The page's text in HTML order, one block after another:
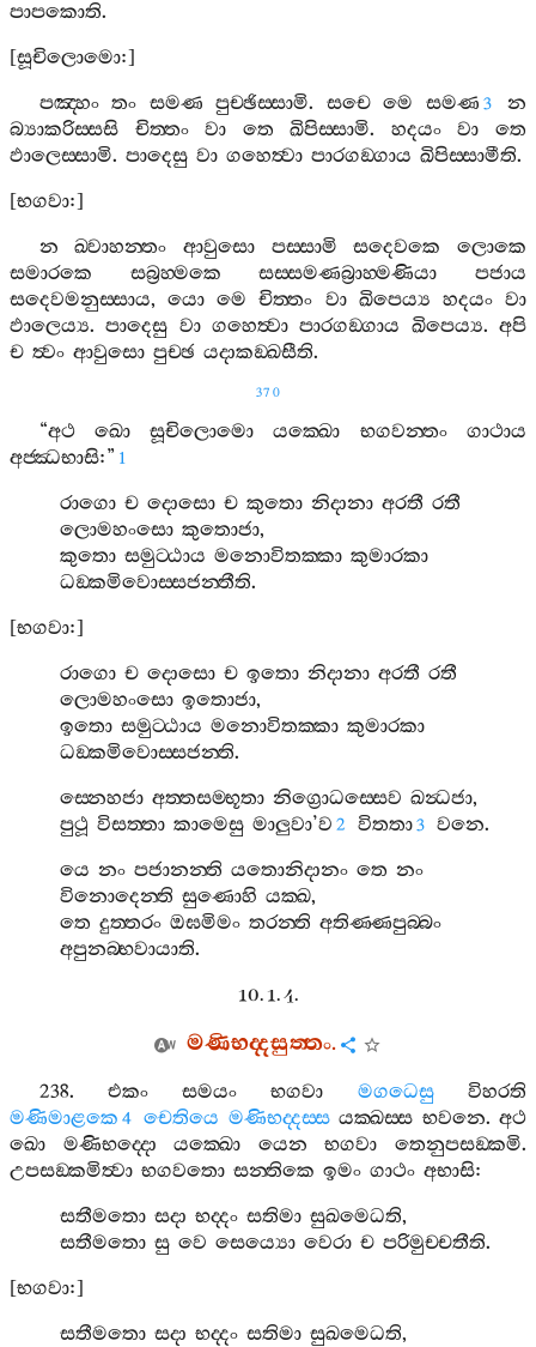
පාපකොති.
[සූචිලොමො:]
පඤ‍්හං තං සමණ පුච‍්ඡිස‍්සාමි. සචෙ මෙ සමණ 3
න
බ්‍යාකරිස‍්සසි
චිත‍්තං වා තෙ ඛිපිස‍්සාමි. හදයං වා
තෙ
ඵාලෙස‍්සාමි. පාදෙසු වා ගහෙත්‍වා පාරගඞ‍්ගාය ඛිපිස‍්සාමීති.
[භගවා:]
න
ඛ‍්වාහන‍්තං ආවුසො පස‍්සාමි සදෙවකෙ
ලොකෙ
සමාරකෙ
සබ්‍රහ‍්මකෙ සස‍්සමණබ්‍රාහ‍්මණියා
පජාය
සදෙවමනුස‍්සාය,යො මෙ චිත‍්තං වා ඛිපෙය්‍ය හදයං වා
ඵාලෙය්‍ය.පාදෙසු වා ගහෙත්‍වා පාරගඞ‍්ගාය ඛිපෙය්‍ය.අපි
ච ත්‍වං ආවුසො පුච‍්ඡ යදාකඞ‍්ඛසීති.
370
“අථ ඛො සූචිලොමො යක‍්ඛො භගවන‍්තං
ගාථාය
අජ‍්ඣභාසි:” 1
රාගො ච දොසො ච කුතො නිදානා අරතී රතී
ලොමහංසො කුතොජා,
කුතො සමුට‍්ඨාය මනොවිතක‍්කා කුමාරකා
ධඞ‍්කමිවොස‍්සජන‍්තීති.
[භගවා:]
රාගො ච දොසො ච ඉතො නිදානා අරතී රතී
ලොමහංසො ඉතොජා,
ඉතො සමුට‍්ඨාය මනොවිතක‍්කා කුමාරකා
ධඞ‍්කමිවොස‍්සජන‍්ති.
ස‍්නෙහජා අත‍්තසම‍්භූතා නිග්‍රොධස‍්සෙව ඛන්‍ධජා,
පුථූ විසත‍්තා කාමෙසු මාලුවා’ව 2 විතතා3 වනෙ.
යෙ නං පජානන‍්ති යතොනිදානං තෙ නං
විනොදෙන‍්ති සුණොහි යක‍්ඛ,
තෙ දුත‍්තරං ඔඝමිමං තරන‍්ති අතිණ‍්ණපුබ‍්බං
අපුනබ‍්භවායාති.
10. 1. 4.
මණිභද‍්දසුත‍්තං.
238. එකං සමයං භගවා මගධෙසු
විහරති
මණිමාළකෙ 4 චෙතියෙ මණිභද‍්දස‍්ස යක‍්ඛස‍්ස භවනෙ.අථ
ඛො
මණිභද‍්දො යක‍්ඛො යෙන භගවා තෙනුපසඞ‍්කමි.
උපසඞ‍්කමිත්‍වා භගවතො සන‍්තිකෙ ඉමං ගාථං අභාසි:
සතීමතො සදා භද‍්දං සතිමා සුඛමෙධති,
සතීමතො සු වෙ සෙය්‍යො වෙරා ච පරිමුච‍්චතීති.
[භගවා:]
සතීමතො සදා භද‍්දං සතිමා සුඛමෙධති,